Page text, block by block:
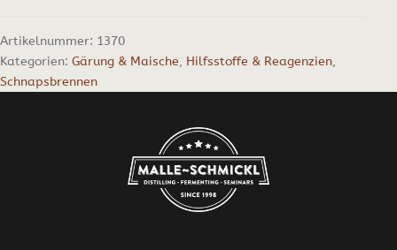
Artikelnummer: 1370
Kategorien: Gärung & Maische, Hilfsstoffe & Reagenzien,
Schnapsbrennen